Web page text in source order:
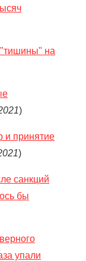
на
)
и принятие
)
санкций
бы
упали